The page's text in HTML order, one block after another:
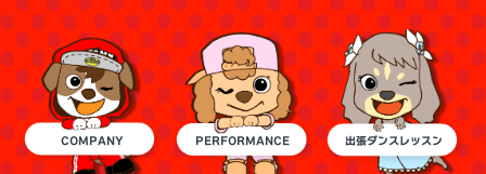
COMPANY PERFORMANCE 出張ダンスレッスン